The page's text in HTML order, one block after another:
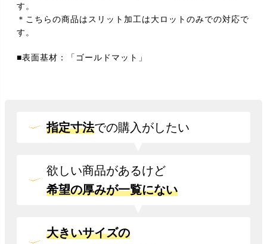
す。
＊こちらの商品はスリット加工は大ロットのみでの対応で
す。
■表面基材：「ゴールドマット」
指定寸法での購入がしたい
欲しい商品があるけど
希望の厚みが一覧にない
大きいサイズの